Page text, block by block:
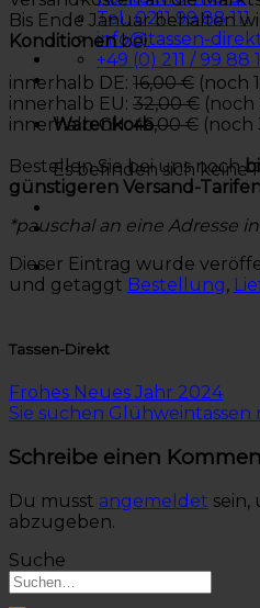
Tel.: 0211 99 88 111
info@tassen-
+49 (0) 211 / 99 88
Warenkorb
Es befinden sich keine
Bis Ende Januar behalten
Konditionenbei.
innerhalb DE: 16,00 € (noch
innerhalb EU: 32,00 € (noch
innerhalb CH:46,00 € (noch
Bestellen Sie bei uns noch
günstigeren Versand-
*pauschal an eine Adresse
Dieser Eintrag wurde
und getaggt Bestellung,
Tassen-Direkt
Frohes Neues Jahr 2024
Sie suchen
Schreibe einen
Du musst angemeldet sein,
abzugeben.
Suche